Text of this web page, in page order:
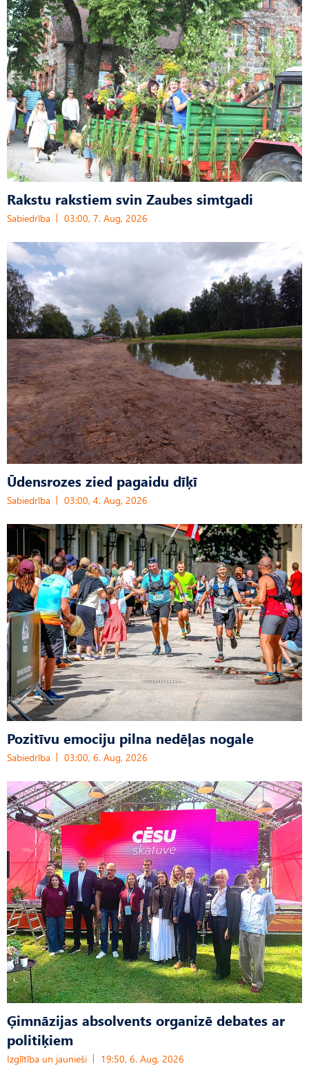
Rakstu rakstiem svin Zaubes simtgadi
Sabiedrība 03:00, 7. Aug, 2026
Ūdensrozes zied pagaidu dīķī
Sabiedrība 03:00, 4. Aug, 2026
Pozitīvu emociju pilna nedēļas nogale
Sabiedrība 03:00, 6. Aug, 2026
Ģimnāzijas absolvents organizē debates ar
politiķiem
Izglītība un jaunieši 19:50, 6. Aug, 2026